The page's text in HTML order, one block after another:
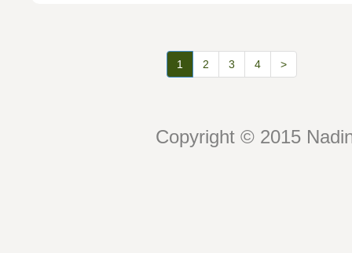
1 2 3 4 >
Copyright © 2015